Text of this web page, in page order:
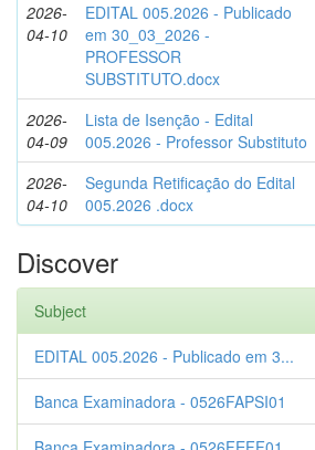
2026-
04-10
EDITAL 005.2026 - Publicado
em 30_03_2026 -
PROFESSOR
SUBSTITUTO.docx
2026-
04-09
Lista de Isenção - Edital
005.2026 - Professor Substituto
2026-
04-10
Segunda Retificação do Edital
005.2026 .docx
Discover
Subject
EDITAL 005.2026 - Publicado em 3...
Banca Examinadora - 0526FAPSI01